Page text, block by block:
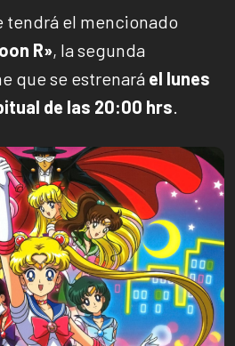
tendrá el mencionado
R», la segunda
que se estrenará el lunes
de las 20:00 hrs.